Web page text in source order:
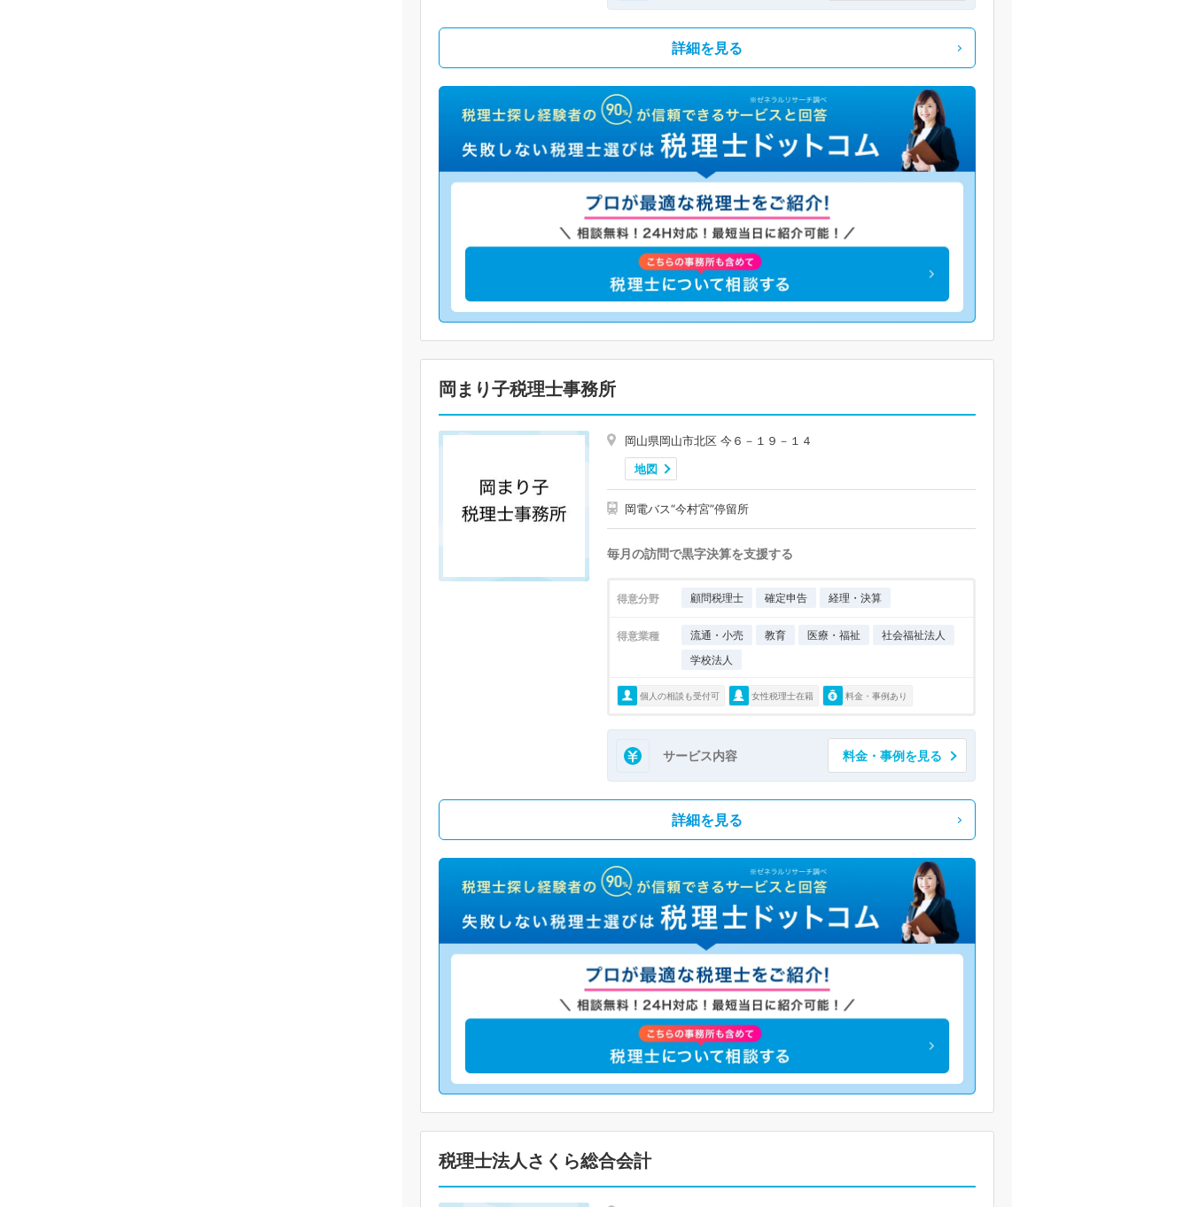
詳細を見る
岡まり子税理士事務所
岡山県岡山市北区 今６－１９－１４
地図
岡電バス“今村宮”停留所
毎月の訪問で黒字決算を支援する
得意分野 顧問税理士 確定申告 経理・決算
得意業種 流通・小売 教育 医療・福祉
社会福祉法人
学校法人
個人の相談も受付可 女性税理士在籍 料金・事例あり
サービス内容 料金・事例を見る
詳細を見る
税理士法人さくら総合会計